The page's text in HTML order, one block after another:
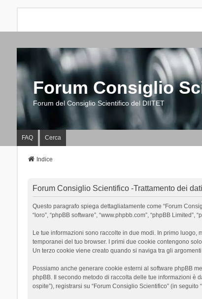
Forum Consiglio
Forum del Consiglio Scientifico del DIITET
FAQ Cerca
Indice
Forum Consiglio Scientifico -Trattamento dei
Questo paragrafo spiega dettagliatamente come “Forum
“loro”, “phpBB software”, “www.phpbb.com”, “phpBB
Le tue informazioni sono raccolte in due modi. In primo luogo,
temporanei del tuo browser. I primi due cookie contengono
Un terzo cookie viene creato quando si naviga tra gli
Possiamo anche generare cookie esterni al software phpBB
phpBB. Il secondo metodo di raccolta delle tue informazioni è
ospite”), registrarsi su “Forum Consiglio Scientifico” (in